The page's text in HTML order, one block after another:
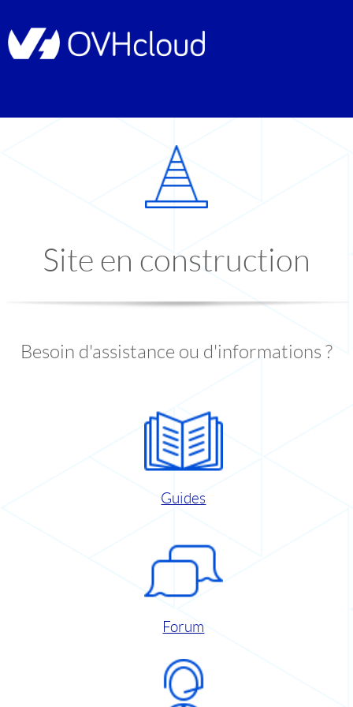
Site en construction
Besoin d'assistance ou d'informations ?
Guides
Forum